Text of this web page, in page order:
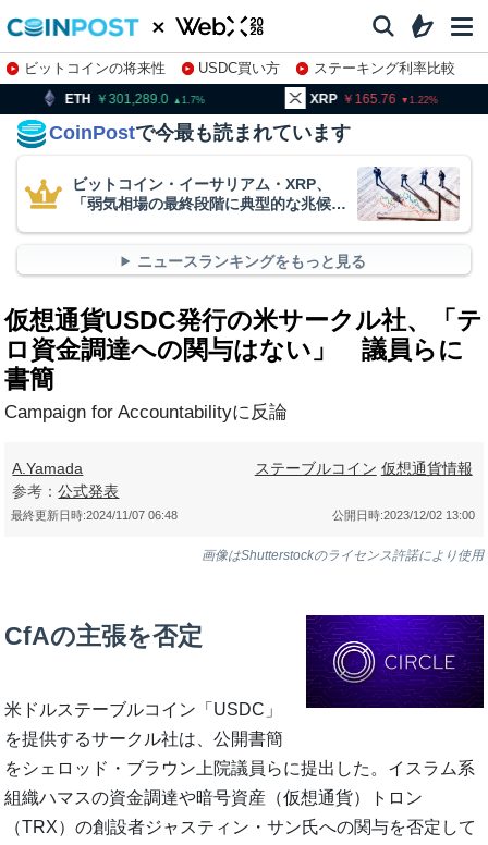
ビットコインの将来性 USDC買い方
ステーキング利率比較
株特集・関連銘柄
301,289.0 1.7 165.76 1.22
CoinPostで今最も読まれています
ビットコイン・イーサリアム・XRP、
「弱気相場の最終段階に典型的な兆候」
ニュースランキングをもっと見る
仮想通貨USDC発行の米サークル社、「テ
ロ資金調達への関与はない」 議員らに
書簡
Campaign for Accountabilityに反論
A.Yamada
参考：公式発表
ステーブルコイン 仮想通貨情報
公開日時:2023/12/02 13:00
最終更新日時:2024/11/07 06:48
画像はShutterstockのライセンス許諾により使用
CfAの主張を否定
米ドルステーブルコイン「USDC」
を提供するサークル社は、公開書簡
をシェロッド・ブラウン上院議員らに提出した。イスラム系
組織ハマスの資金調達や暗号資産（仮想通貨）トロン
（TRX）の創設者ジャスティン・サン氏への関与を否定して